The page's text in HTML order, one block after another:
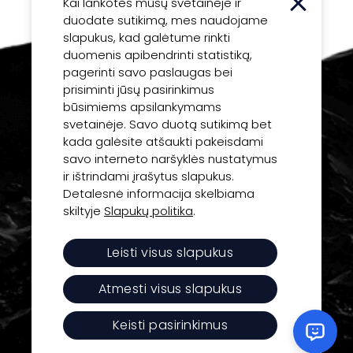
UAB “Daisoras”
Įm. kodas: 125430270
PVM kodas: LT254302716
J. Basanavičiaus g. 1, LT-01118 Vilnius
Inovatyvios idėjos ir technologijos jūsų verslo
sėkmei.
duodate sutikimą, mes naudojame
slapukus, kad galėtume rinkti
duomenis apibendrinti statistiką,
pagerinti savo paslaugas bei
prisiminti jūsų pasirinkimus
būsimiems apsilankymams
svetainėje. Savo duotą sutikimą bet
kada galėsite atšaukti pakeisdami
savo interneto naršyklės nustatymus
ir ištrindami įrašytus slapukus.
Detalesnė informacija skelbiama
skiltyje Slapukų politika.
Leisti visus slapukus
Atmesti visus slapukus
Keisti pasirinkimus